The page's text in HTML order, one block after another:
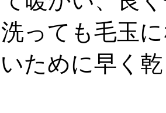
っても毛玉
ために早く